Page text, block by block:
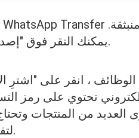
يمكنك النقر فوق "إصدار تجريبي مجاني" لتجربة المنتج أولاً.
الوظائف ، انقر على
تحتوي على رمز
من المنتجات
"WhatsApp Transfer" لتفعيل البرنامج.